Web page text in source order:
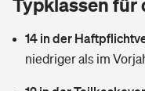
Wer versichert was:
Mietkautionsversicherung
Kinderunfall­ver­si­che­rung
Kinderinvalidität
14 in der
niedriger als im